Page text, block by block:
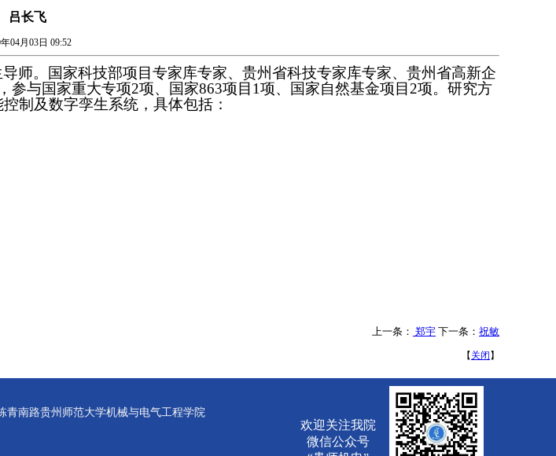
吕长飞
04月03日 09:52
师。国家科技部项目专家库专家、贵州省科技专家库专家、贵州省高新企
参与国家重大专项2项、国家863项目1项、国家自然基金项目2项。研究方
制及数字孪生系统，具体包括：
上一条： 郑宇 下一条： 祝敏
【关闭】
青南路贵州师范大学机械与电气工程学院
欢迎关注我院
微信公众号